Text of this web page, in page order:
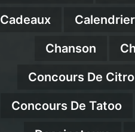
Cadeaux
Chanson
Concours De
Concours De Tatoo